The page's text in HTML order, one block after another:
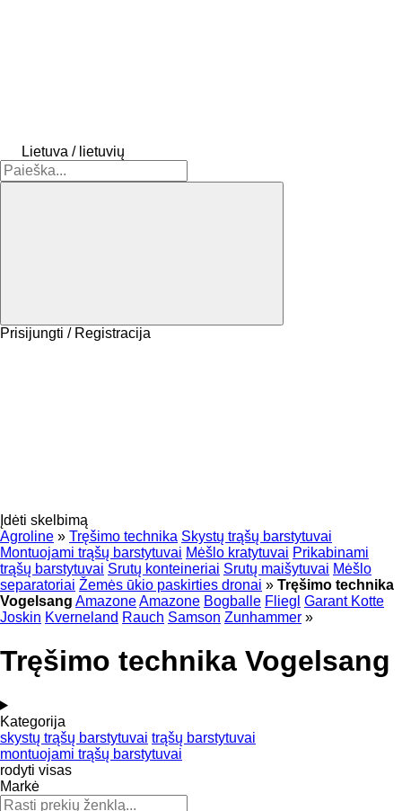
Lietuva / lietuvių
Prisijungti / Registracija
Įdėti skelbimą
Agroline » Tręšimo technika Skystų trąšų barstytuvai
Montuojami trąšų barstytuvai Mėšlo kratytuvai Prikabinami
trąšų barstytuvai Srutų konteineriai Srutų maišytuvai Mėšlo
separatoriai Žemės ūkio paskirties dronai » Tręšimo technika
Vogelsang AmazoneAmazone Bogballe Fliegl Garant Kotte
Joskin Kverneland Rauch Samson Zunhammer »
Tręšimo technika Vogelsang
Kategorija
skystų trąšų barstytuvai trąšų barstytuvai
montuojami trąšų barstytuvai
rodyti visas
Markė